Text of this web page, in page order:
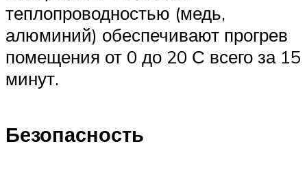
теплопроводностью (медь,
алюминий) обеспечивают прогрев
помещения от 0 до 20 С всего за 15
минут.
Безопасность